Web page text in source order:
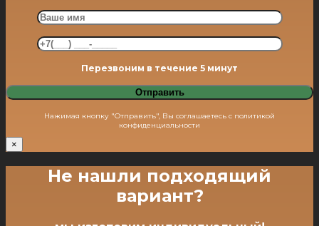
Перезвоним в течение 5 минут
Нажимая кнопку "Отправить", Вы соглашаетесь с политикой
конфиденциальности
×
Не нашли подходящий
вариант?